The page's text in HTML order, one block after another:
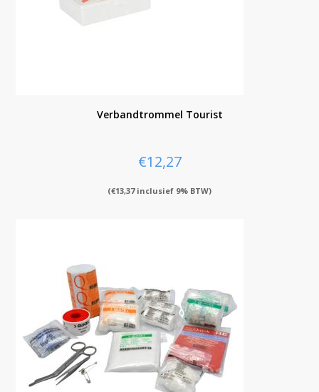
Verbandtrommel Tourist
€12,27
(€13,37inclusief 9% BTW)